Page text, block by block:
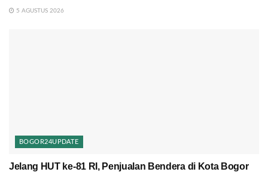
5 AGUSTUS 2026
BOGOR24UPDATE
Jelang HUT ke-81 RI, Penjualan Bendera di Kota Bogor